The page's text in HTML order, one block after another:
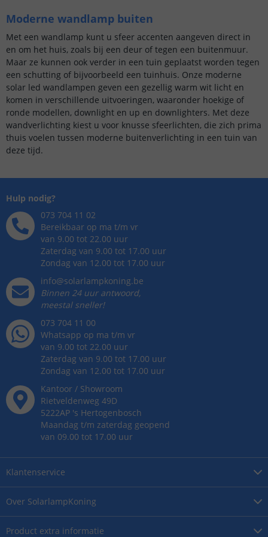
Moderne wandlamp buiten
Met een wandlamp kunt u sfeer accenten aangeven direct in
en om het huis, zoals bij een deur of tegen een buitenmuur.
Maar ze kunnen ook verder in een tuin geplaatst worden tegen
een schutting of bijvoorbeeld een tuinhuis. Onze moderne
solar led wandlampen geven een gezellig warm wit licht en
komen in verschillende uitvoeringen, waaronder hoekige of
ronde modellen, downlight en up en downlighters. Met deze
wandverlichting kiest u voor knusse sfeerlichten, die zich prima
thuis voelen tussen moderne buitenverlichting in een tuin van
deze tijd.
Over SolarlampKoning
Product extra informatie
Klantenservice
Hulp nodig?
073 704 11 02
Bereikbaar op ma t/m vr
van 9.00 tot 22.00 uur
Zaterdag van 9.00 tot 17.00 uur
Zondag van 12.00 tot 17.00 uur
info@solarlampkoning.be
Binnen 24 uur antwoord,
meestal sneller!
073 704 11 00
Whatsapp op ma t/m vr
van 9.00 tot 22.00 uur
Zaterdag van 9.00 tot 17.00 uur
Zondag van 12.00 tot 17.00 uur
Kantoor / Showroom
Rietveldenweg 49D
5222AP 's Hertogenbosch
Maandag t/m zaterdag geopend
van 09.00 tot 17.00 uur